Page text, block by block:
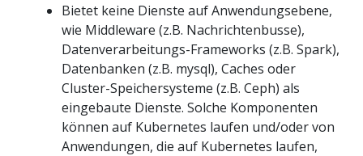
Bietet keine Dienste auf Anwendungsebene,
wie Middleware (z.B. Nachrichtenbusse),
Datenverarbeitungs-Frameworks (z.B. Spark),
Datenbanken (z.B. mysql), Caches oder
Cluster-Speichersysteme (z.B. Ceph) als
eingebaute Dienste. Solche Komponenten
können auf Kubernetes laufen und/oder von
Anwendungen, die auf Kubernetes laufen,